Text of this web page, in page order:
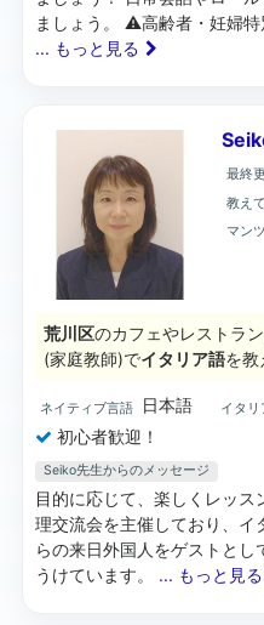
ましょう。 ⚠️高齢者・妊婦
... もっと見る
最終
教え
マン
荒川区のカフェやレストラ
(家庭教師)でイタリア語を教
ネイティブ言語 日本語 イタリ
初心者歓迎！
Seiko先生からのメッセージ
目的に応じて、楽しくレッ
理交流会を主催しており、イ
らの来日外国人をゲストとし
うけています。 ... もっと見る